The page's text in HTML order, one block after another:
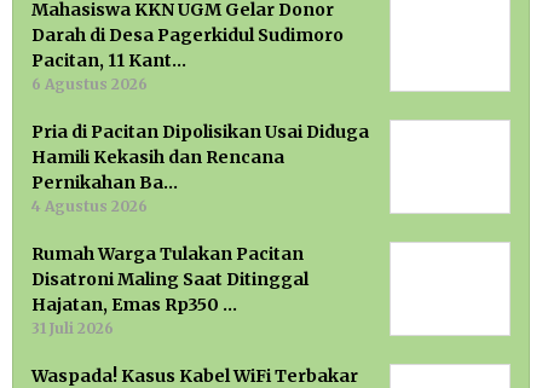
Mahasiswa KKN UGM Gelar Donor
Darah di Desa Pagerkidul Sudimoro
Pacitan, 11 Kant…
6 Agustus 2026
Pria di Pacitan Dipolisikan Usai Diduga
Hamili Kekasih dan Rencana
Pernikahan Ba…
4 Agustus 2026
Rumah Warga Tulakan Pacitan
Disatroni Maling Saat Ditinggal
Hajatan, Emas Rp350 …
31 Juli 2026
Waspada! Kasus Kabel WiFi Terbakar